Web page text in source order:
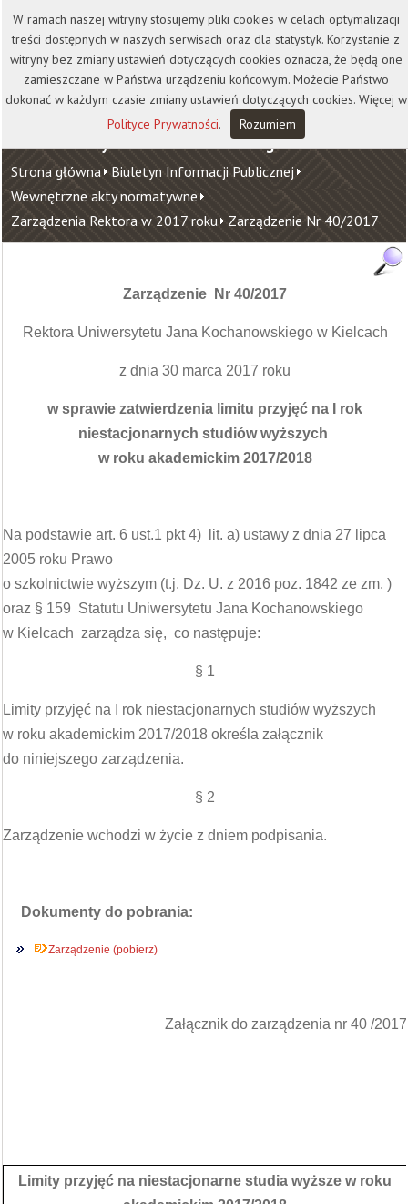
Kontakt Biblioteka
Wydawnictwo
Wirtualna Uczelnia
Uniwersytet Jana Kochanowskiego w Kielcach
Strona główna Biuletyn Informacji Publicznej
Wewnętrzne akty normatywne
Zarządzenia Rektora w 2017 roku Zarządzenie Nr 40/2017
Zarządzenie Nr 40/2017
Rektora Uniwersytetu Jana Kochanowskiego w Kielcach
z dnia 30 marca 2017 roku
w sprawie zatwierdzenia limitu przyjęć na I rok
niestacjonarnych studiów wyższych
w roku akademickim 2017/2018
Na podstawie art. 6 ust.1 pkt 4) lit. a) ustawy z dnia 27 lipca
2005 roku Prawo
o szkolnictwie wyższym (t.j. Dz. U. z 2016 poz. 1842 ze zm. )
oraz § 159 Statutu Uniwersytetu Jana Kochanowskiego
w Kielcach zarządza się, co następuje:
§ 1
Limity przyjęć na I rok niestacjonarnych studiów wyższych
w roku akademickim 2017/2018 określa załącznik
do niniejszego zarządzenia.
§ 2
Zarządzenie wchodzi w życie z dniem podpisania.
Dokumenty do pobrania:
Zarządzenie (pobierz)
Załącznik do zarządzenia nr 40 /2017
Limity przyjęć na niestacjonarne studia wyższe w roku
W ramach naszej witryny stosujemy pliki cookies w celach optymalizacji
treści dostępnych w naszych serwisach oraz dla statystyk. Korzystanie z
witryny bez zmiany ustawień dotyczących cookies oznacza, że będą one
zamieszczane w Państwa urządzeniu końcowym. Możecie Państwo
dokonać w każdym czasie zmiany ustawień dotyczących cookies. Więcej w
Polityce Prywatności. Rozumiem